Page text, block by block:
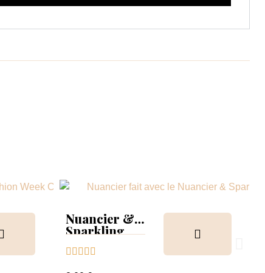
Nuancier &
Sparkling
    